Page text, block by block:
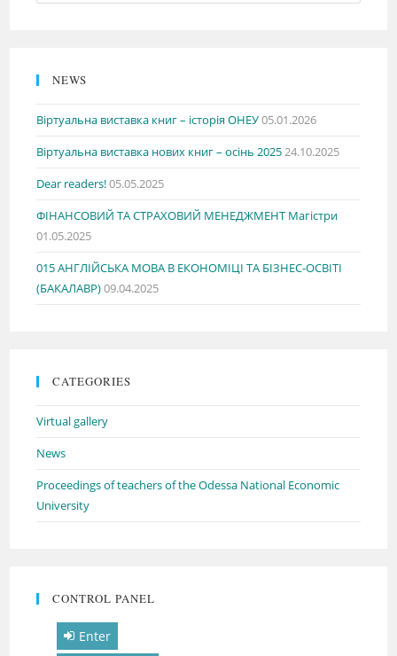
NEWS
Віртуальна виставка книг – історія ОНЕУ05.01.2026
Віртуальна виставка нових книг – осінь 202524.10.2025
Dear readers!05.05.2025
ФІНАНСОВИЙ ТА СТРАХОВИЙ МЕНЕДЖМЕНТ Магістри
01.05.2025
015 АНГЛІЙСЬКА МОВА В ЕКОНОМІЦІ ТА БІЗНЕС-ОСВІТІ
(БАКАЛАВР)09.04.2025
CATEGORIES
Virtual gallery
News
Proceedings of teachers of the Odessa National Economic
University
CONTROL PANEL
Enter